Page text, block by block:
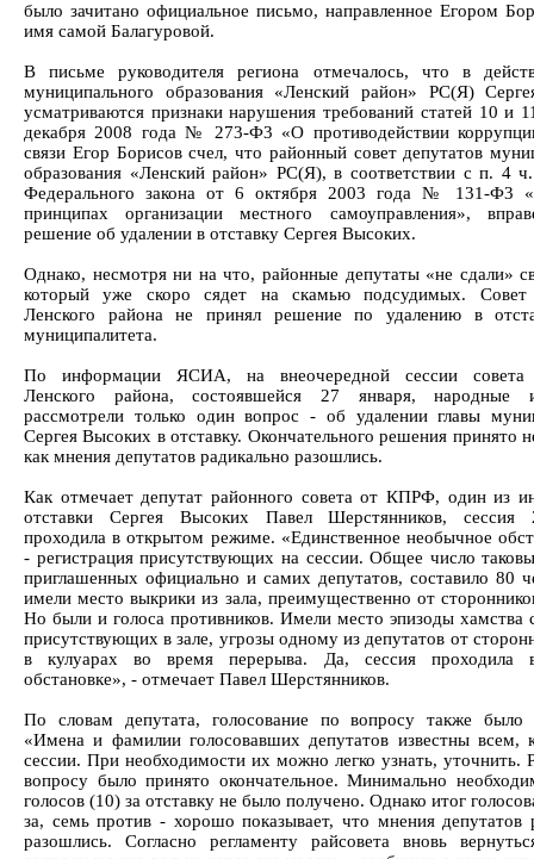
было зачитано официальное письмо, направленное Егором
имя самой Балагуровой.
В письме руководителя региона отмечалось, что в
муниципального образования «Ленский район» РС(Я)
усматриваются признаки нарушения требований статей 10 и
декабря 2008 года № 273-Ф3 «О противодействии
связи Егор Борисов счел, что районный совет депутатов
образования «Ленский район» РС(Я), в соответствии с п. 4
Федерального закона от 6 октября 2003 года № 131-Ф3
принципах организации местного самоуправления»,
решение об удалении в отставку Сергея Высоких.
Однако, несмотря ни на что, районные депутаты «не сдали»
который уже скоро сядет на скамью подсудимых. Совет
Ленского района не принял решение по удалению в
муниципалитета.
По информации ЯСИА, на внеочередной сессии совета
Ленского района, состоявшейся 27 января, народные
рассмотрели только один вопрос - об удалении главы
Сергея Высоких в отставку. Окончательного решения принято
как мнения депутатов радикально разошлись.
Как отмечает депутат районного совета от КПРФ, один из
отставки Сергея Высоких Павел Шерстянников, сессия
проходила в открытом режиме. «Единственное необычное
- регистрация присутствующих на сессии. Общее число
приглашенных официально и самих депутатов, составило 80
имели место выкрики из зала, преимущественно от
Но были и голоса противников. Имели место эпизоды хамства
присутствующих в зале, угрозы одному из депутатов от
в кулуарах во время перерыва. Да, сессия проходила
обстановке», - отмечает Павел Шерстянников.
По словам депутата, голосование по вопросу также было
«Имена и фамилии голосовавших депутатов известны всем,
сессии. При необходимости их можно легко узнать, уточнить.
вопросу было принято окончательное. Минимально
голосов (10) за отставку не было получено. Однако итог
за, семь против - хорошо показывает, что мнения депутатов
разошлись. Согласно регламенту райсовета вновь